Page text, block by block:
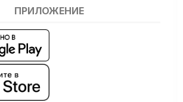
ПРИЛОЖЕНИЕ